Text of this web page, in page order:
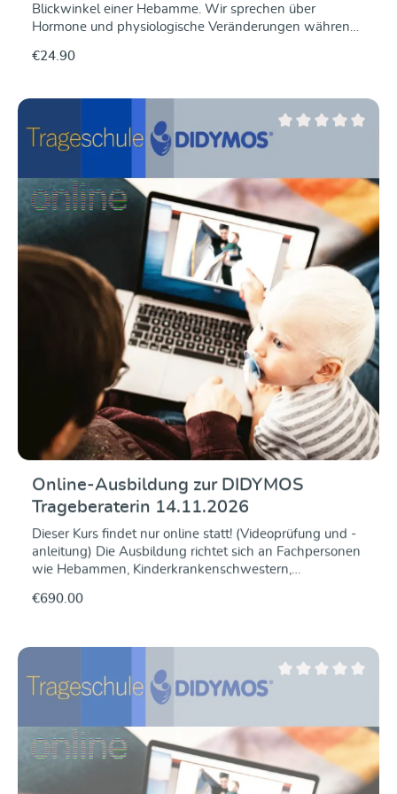
Teilnehmer*innen.
Blickwinkel einer Hebamme. Wir sprechen über
Hormone und physiologische Veränderungen während
daraus ab, welchen Einfluss diese auf das Tragen
und bei Rektusdiastase, Babyschlaf und Ablegen,
tragende Väter und "Maternal Gatekeeping“,
Geschwisterkinder sowie Tragen in der
Schwangerschaft.Wann? 05.11.2026, 19.30 UhrDauer:
Hebamme Der Kurs findet Online über die Plattform
Zoom statt. Der Kurs wird aufgezeichnet und kann auch
im Anschluss angeschaut werden.
€24.90
Online-Ausbildung zur DIDYMOS
Trageberaterin 14.11.2026
Dieser Kurs findet nur online statt! (Videoprüfung und -
anleitung) Die Ausbildung richtet sich an Fachpersonen
wie Hebammen, Kinderkrankenschwestern,
trageerfahrene Mütter und Väter, die nicht nur das
anderem die folgenden Inhalte: Theorie und Praxis des
Tragens Alle gängigen Bindeweisen Historie und
und Physiologie Einfluss des Tragens auf die
Entwicklung Tragen von zarten Neugeborenen und
Babys mit besonderen Bedürfnissen Tragen von
Kindern mit besonderen Pflegeanforderungen Im Preis
€690.00